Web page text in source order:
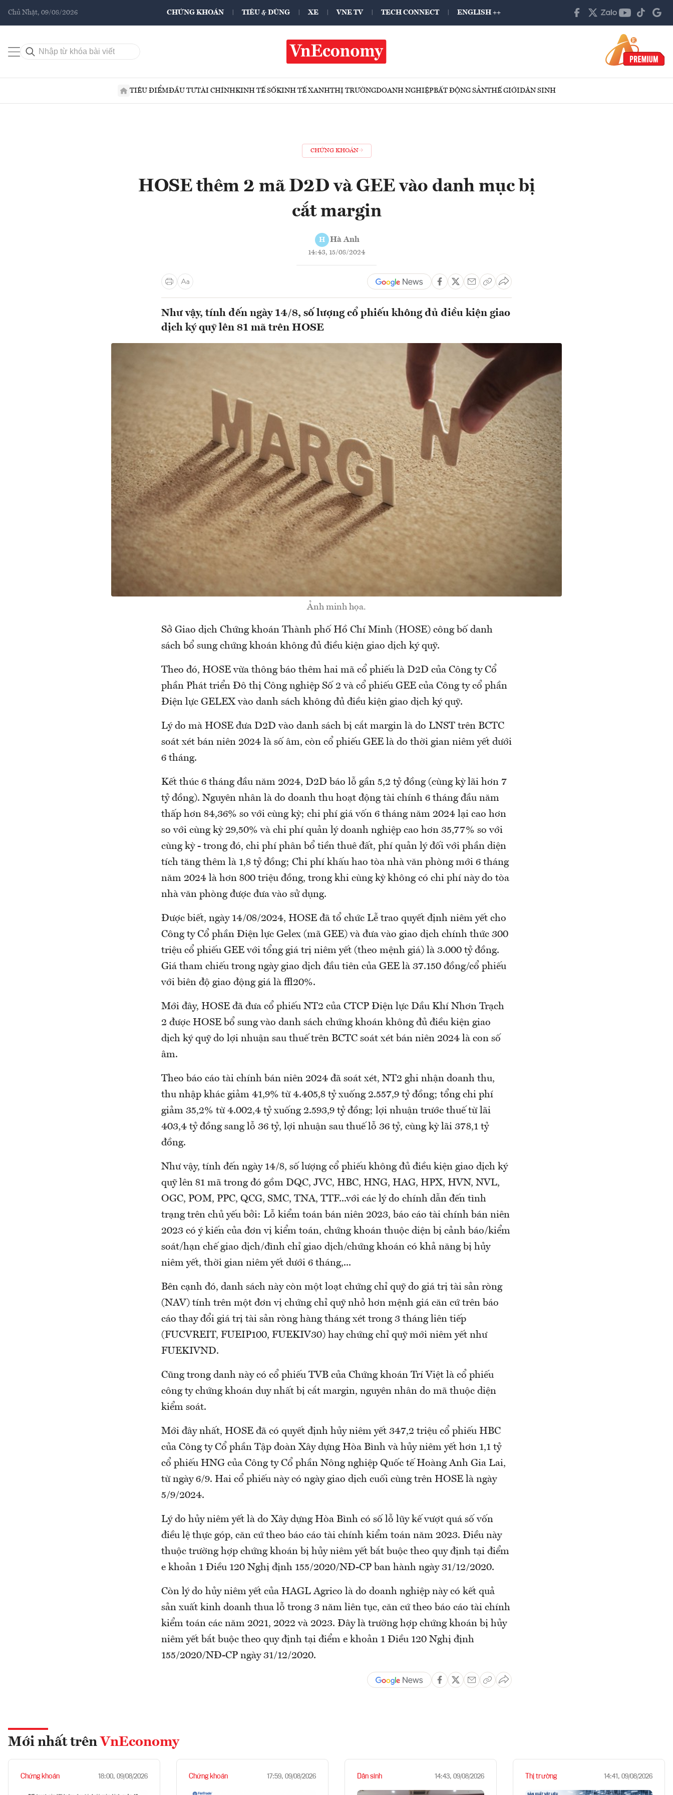
Chủ Nhật, 09/08/2026 CHỨNG KHOÁN TIÊU & DÙNG XE VNE TV TECH CONNECT ENGLISH ++
TIÊU ĐIỂMĐẦU TƯTÀI CHÍNHKINH TẾ SỐKINH TẾ XANHTHỊ TRƯỜNGDOANH NGHIỆPBẤT ĐỘNG SẢNTHẾ GIỚIDÂN SINH
CHỨNG KHOÁN
HOSE thêm 2 mã D2D và GEE vào danh mục bị
cắt margin
H Hà Anh
14:43, 15/08/2024
Như vậy, tính đến ngày 14/8, số lượng cổ phiếu không đủ điều kiện giao
dịch ký quỹ lên 81 mã trên HOSE
Ảnh minh họa.
Sở Giao dịch Chứng khoán Thành phố Hồ Chí Minh (HOSE) công bố danh
sách bổ sung chứng khoán không đủ điều kiện giao dịch ký quỹ.
Theo đó, HOSE vừa thông báo thêm hai mã cổ phiếu là D2D của Công ty Cổ
phần Phát triển Đô thị Công nghiệp Số 2 và cổ phiếu GEE của Công ty cổ phần
Điện lực GELEX vào danh sách không đủ điều kiện giao dịch ký quỹ.
Lý do mà HOSE đưa D2D vào danh sách bị cắt margin là do LNST trên BCTC
soát xét bán niên 2024 là số âm, còn cổ phiếu GEE là do thời gian niêm yết dưới
6 tháng.
Kết thúc 6 tháng đầu năm 2024, D2D báo lỗ gần 5,2 tỷ đồng (cùng kỳ lãi hơn 7
tỷ đồng). Nguyên nhân là do doanh thu hoạt động tài chính 6 tháng đầu năm
thấp hơn 84,36% so với cùng kỳ; chi phí giá vốn 6 tháng năm 2024 lại cao hơn
so với cùng kỳ 29,50% và chi phí quản lý doanh nghiệp cao hơn 35,77% so với
cùng kỳ - trong đó, chi phí phân bổ tiền thuê đất, phí quản lý đối với phần diện
tích tăng thêm là 1,8 tỷ đồng; Chi phí khấu hao tòa nhà văn phòng mới 6 tháng
năm 2024 là hơn 800 triệu đồng, trong khi cùng kỳ không có chi phí này do tòa
nhà văn phòng được đưa vào sử dụng.
Được biết, ngày 14/08/2024, HOSE đã tổ chức Lễ trao quyết định niêm yết cho
Công ty Cổ phần Điện lực Gelex (mã GEE) và đưa vào giao dịch chính thức 300
triệu cổ phiếu GEE với tổng giá trị niêm yết (theo mệnh giá) là 3.000 tỷ đồng.
Giá tham chiếu trong ngày giao dịch đầu tiên của GEE là 37.150 đồng/cổ phiếu
với biên độ giao động giá là ±20%.
Mới đây, HOSE đã đưa cổ phiếu NT2 của CTCP Điện lực Dầu Khí Nhơn Trạch
2 được HOSE bổ sung vào danh sách chứng khoán không đủ điều kiện giao
dịch ký quỹ do lợi nhuận sau thuế trên BCTC soát xét bán niên 2024 là con số
âm.
Theo báo cáo tài chính bán niên 2024 đã soát xét, NT2 ghi nhận doanh thu,
thu nhập khác giảm 41,9% từ 4.405,8 tỷ xuống 2.557,9 tỷ đồng; tổng chi phí
giảm 35,2% từ 4.002,4 tỷ xuống 2.593,9 tỷ đồng; lợi nhuận trước thuế từ lãi
403,4 tỷ đồng sang lỗ 36 tỷ, lợi nhuận sau thuế lỗ 36 tỷ, cùng kỳ lãi 378,1 tỷ
đồng.
Như vậy, tính đến ngày 14/8, số lượng cổ phiếu không đủ điều kiện giao dịch ký
quỹ lên 81 mã trong đó gồm DQC, JVC, HBC, HNG, HAG, HPX, HVN, NVL,
OGC, POM, PPC, QCG, SMC, TNA, TTF...với các lý do chính dẫn đến tình
trạng trên chủ yếu bởi: Lỗ kiểm toán bán niên 2023, báo cáo tài chính bán niên
2023 có ý kiến của đơn vị kiểm toán, chứng khoán thuộc diện bị cảnh báo/kiểm
soát/hạn chế giao dịch/đình chỉ giao dịch/chứng khoán có khả năng bị hủy
niêm yết, thời gian niêm yết dưới 6 tháng,...
Bên cạnh đó, danh sách này còn một loạt chứng chỉ quỹ do giá trị tài sản ròng
(NAV) tính trên một đơn vị chứng chỉ quỹ nhỏ hơn mệnh giá căn cứ trên báo
cáo thay đổi giá trị tài sản ròng hàng tháng xét trong 3 tháng liên tiếp
(FUCVREIT, FUEIP100, FUEKIV30) hay chứng chỉ quỹ mới niêm yết như
FUEKIVND.
Cũng trong danh này có cổ phiếu TVB của Chứng khoán Trí Việt là cổ phiếu
công ty chứng khoán duy nhất bị cắt margin, nguyên nhân do mã thuộc diện
kiểm soát.
Mới đây nhất, HOSE đã có quyết định hủy niêm yết 347,2 triệu cổ phiếu HBC
của Công ty Cổ phần Tập đoàn Xây dựng Hòa Bình và hủy niêm yết hơn 1,1 tỷ
cổ phiếu HNG của Công ty Cổ phần Nông nghiệp Quốc tế Hoàng Anh Gia Lai,
từ ngày 6/9. Hai cổ phiếu này có ngày giao dịch cuối cùng trên HOSE là ngày
5/9/2024.
Lý do hủy niêm yết là do Xây dựng Hòa Bình có số lỗ lũy kế vượt quá số vốn
điều lệ thực góp, căn cứ theo báo cáo tài chính kiểm toán năm 2023. Điều này
thuộc trường hợp chứng khoán bị hủy niêm yết bắt buộc theo quy định tại điểm
e khoản 1 Điều 120 Nghị định 155/2020/NĐ-CP ban hành ngày 31/12/2020.
Còn lý do hủy niêm yết của HAGL Agrico là do doanh nghiệp này có kết quả
sản xuất kinh doanh thua lỗ trong 3 năm liên tục, căn cứ theo báo cáo tài chính
kiểm toán các năm 2021, 2022 và 2023. Đây là trường hợp chứng khoán bị hủy
niêm yết bắt buộc theo quy định tại điểm e khoản 1 Điều 120 Nghị định
155/2020/NĐ-CP ngày 31/12/2020.
Mới nhất trên VnEconomy
Chứng khoán 18:00, 09/08/2026 Chứng khoán 17:59, 09/08/2026 Dân sinh 14:43, 09/08/2026 Thị trường 14:41, 09/08/2026